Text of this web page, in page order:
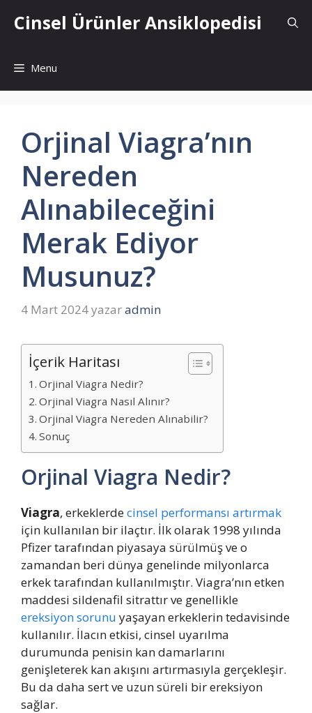
atlaCinsel Ürünler Ansiklopedisi
Menu
Orjinal Viagra’nın
Nereden
Alınabileceğini
Merak Ediyor
Musunuz?
4 Mart 2024yazaradmin
İçerik Haritası
Orjinal Viagra Nedir?
Orjinal Viagra Nasıl Alınır?
Orjinal Viagra Nereden Alınabilir?
Sonuç
Orjinal Viagra Nedir?
Viagra, erkeklerdecinsel performansı artırmak
için kullanılan bir ilaçtır. İlk olarak 1998 yılında
Pfizer tarafından piyasaya sürülmüş ve o
zamandan beri dünya genelinde milyonlarca
erkek tarafından kullanılmıştır. Viagra’nın etken
maddesi sildenafil sitrattır ve genellikle
ereksiyon sorunu yaşayan erkeklerin tedavisinde
kullanılır. İlacın etkisi, cinsel uyarılma
durumunda penisin kan damarlarını
genişleterek kan akışını artırmasıyla gerçekleşir.
Bu da daha sert ve uzun süreli bir ereksiyon
sağlar.